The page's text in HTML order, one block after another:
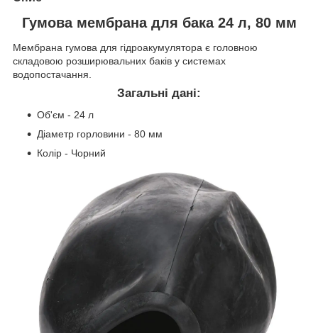
Гумова мембрана для бака 24 л, 80 мм
Мембрана гумова для гідроакумулятора є головною
складовою розширювальних баків у системах
водопостачання.
Загальні дані:
Об'єм - 24 л
Діаметр горловини - 80 мм
Колір - Чорний